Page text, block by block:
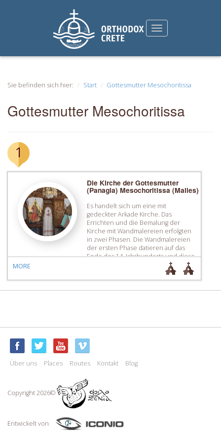
Sie befinden sich hier: Start Gottesmutter Mesochoritissa
Gottesmutter Mesochoritissa
1
Die Kirche der Gottesmutter
(Panagia) Mesochoritissa (Malles)
Es handelt sich um eine mit
gedeckter Arkade Kirche. Das
Errichten und die Bemalung der
Kirche mit Wandmalereien erfolgten
in zwei Phasen. Die Wandmalereien
der ersten Phase datieren auf das
Ende des 14. Jahrhunderts und diese
der zweiten Phase datieren laut
Inschrift auf 1433-1434. Die Letzteren
sind aber nicht gut erhalten worden.
Besonders bemerkenswert sind […]
MORE
Über uns Places Routes Kontakt Blog
Copyright 2026©
Entwickelt von